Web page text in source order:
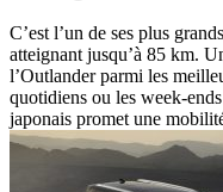
C’est l’un de ses plus
atteignant jusqu’à 85 km.
l’Outlander parmi les
quotidiens ou les week-
japonais promet une